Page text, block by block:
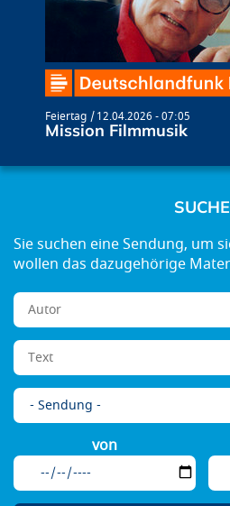
Feiertag 12.04.2026 - 07:05
Mission Filmmusik
SUCHE
von